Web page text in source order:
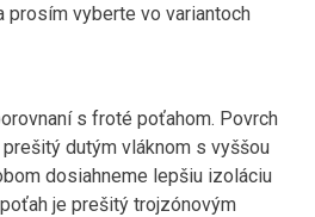
prosím vyberte vo variantoch
s froté poťahom. Povrch
dutým vláknom s vyššou
dosiahneme lepšiu izoláciu
je prešitý trojzónovým